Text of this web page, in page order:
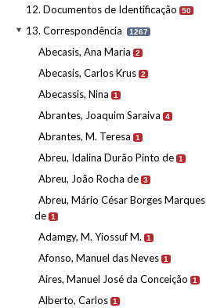
12. Documentos de Identificação 50
13. Correspondência 1267
Abecasis, Ana Maria 2
Abecasis, Carlos Krus 2
Abecassis, Nina 1
Abrantes, Joaquim Saraiva 4
Abrantes, M. Teresa 1
Abreu, Idalina Durão Pinto de 1
Abreu, João Rocha de 3
Abreu, Mário César Borges Marques
de 1
Adamgy, M. Yiossuf M. 1
Afonso, Manuel das Neves 1
Aires, Manuel José da Conceição 1
Alberto, Carlos 1